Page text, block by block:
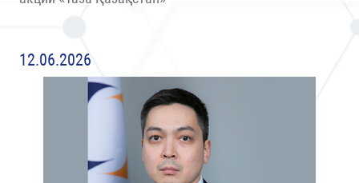
12.06.2026